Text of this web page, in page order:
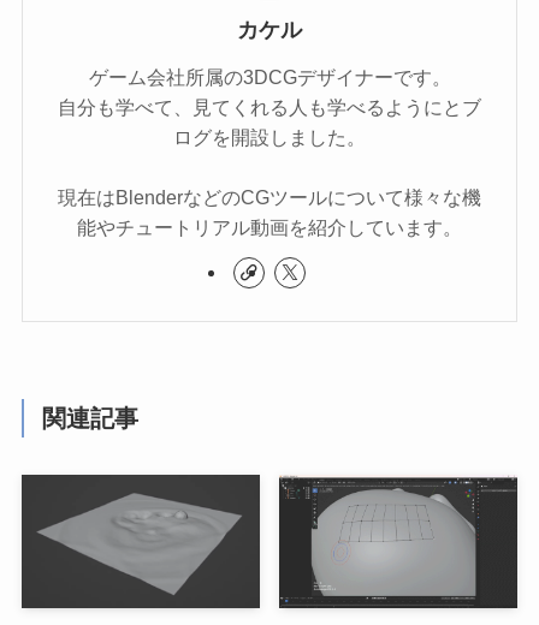
カケル
ゲーム会社所属の3DCGデザイナーです。
自分も学べて、見てくれる人も学べるようにとブ
ログを開設しました。
現在はBlenderなどのCGツールについて様々な機
能やチュートリアル動画を紹介しています。
関連記事